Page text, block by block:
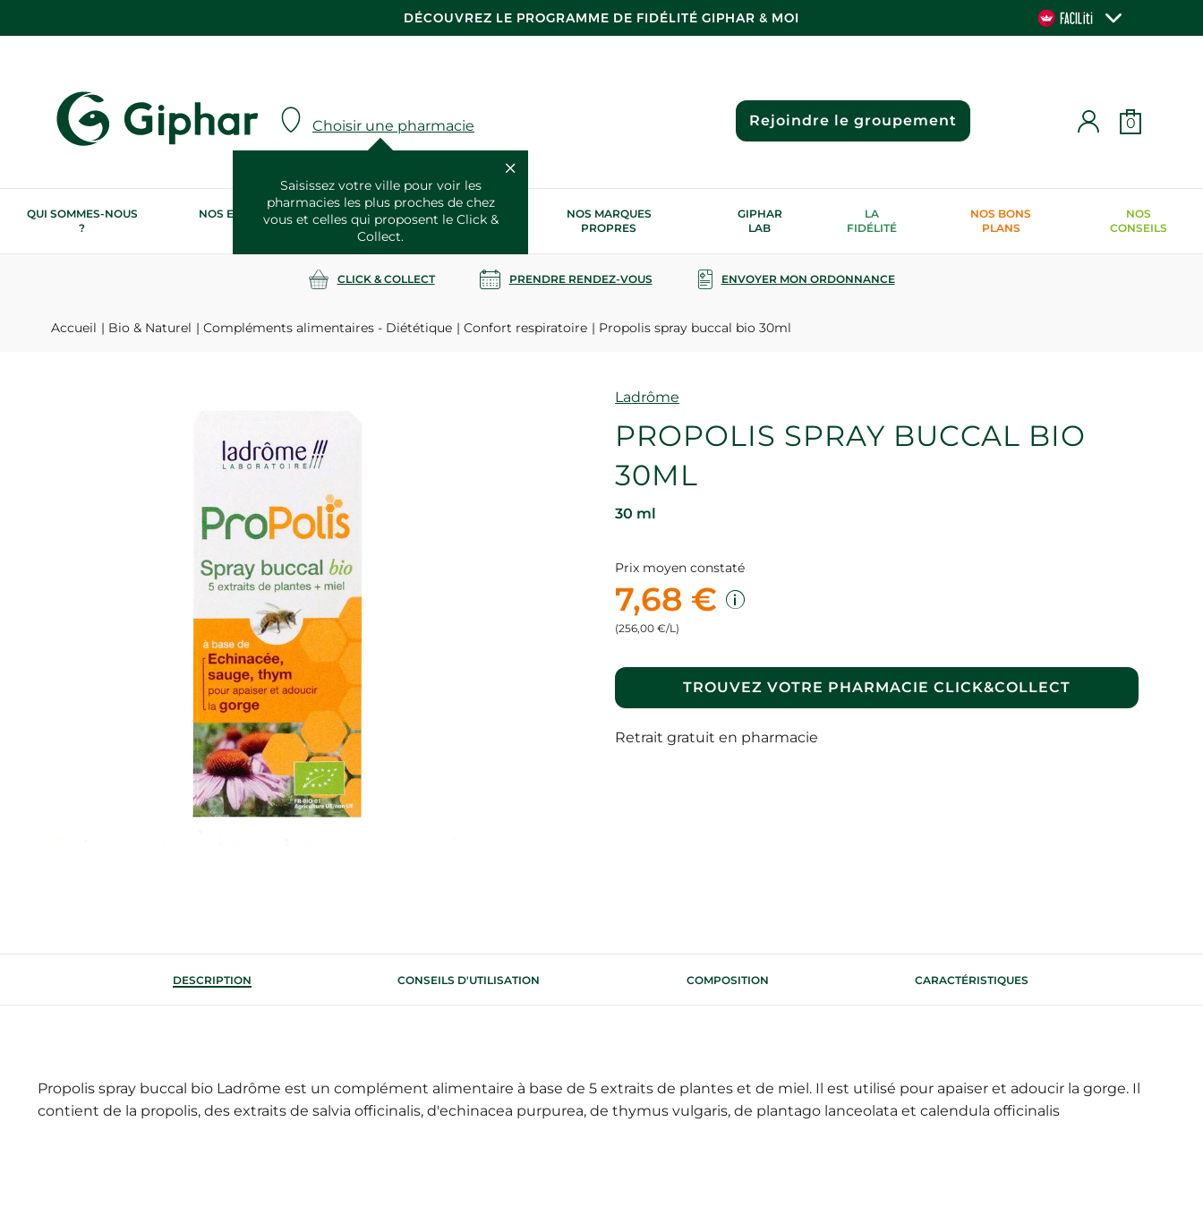
DÉCOUVREZ LE PROGRAMME DE FIDÉLITÉ GIPHAR & MOI
Choisir une pharmacie
Saisissez votre ville pour voir les
pharmacies les plus proches de chez
vous et celles qui proposent le Click &
Collect.
Rejoindre le groupement 0
QUI SOMMES-NOUS
?
NOS ENGAGEMENTS
RSE
NOS SERVICES
SANTÉ
NOS MARQUES
PROPRES
GIPHAR
LAB
LA
FIDÉLITÉ
NOS BONS
PLANS
NOS
CONSEILS
CLICK & COLLECT PRENDRE RENDEZ-VOUS ENVOYER MON ORDONNANCE
Accueil Bio & Naturel Compléments alimentaires - Diététique Confort respiratoire Propolis spray buccal bio 30ml
Marque
Ladrôme
PROPOLIS SPRAY BUCCAL BIO
30ML
30 ml
Prix moyen constaté
7,68 €
(256,00 €/L)
TROUVEZ VOTRE PHARMACIE CLICK&COLLECT
Retrait gratuit en pharmacie
DESCRIPTION CONSEILS D'UTILISATION COMPOSITION CARACTÉRISTIQUES
Propolis spray buccal bio Ladrôme est un complément alimentaire à base de 5 extraits de plantes et de miel. Il est utilisé pour apaiser et adoucir la gorge. Il
contient de la propolis, des extraits de salvia officinalis, d'echinacea purpurea, de thymus vulgaris, de plantago lanceolata et calendula officinalis